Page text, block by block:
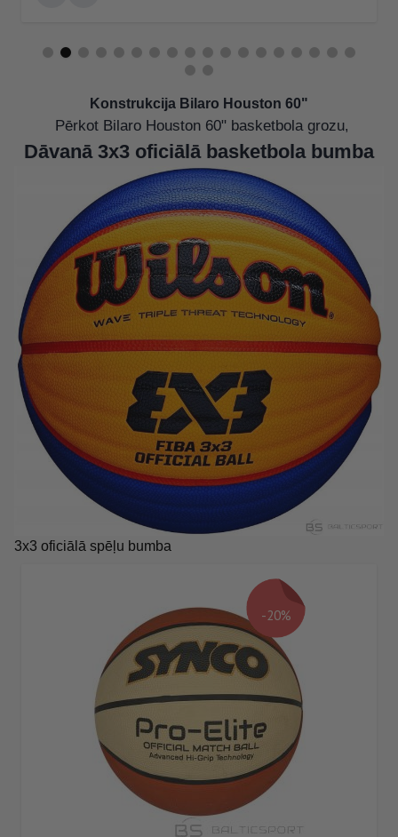
Konstrukcija Bilaro Houston 60"
Pērkot Bilaro Houston 60" basketbola grozu,
Dāvanā 3x3 oficiālā basketbola bumba
3x3 oficiālā spēļu bumba
-20%